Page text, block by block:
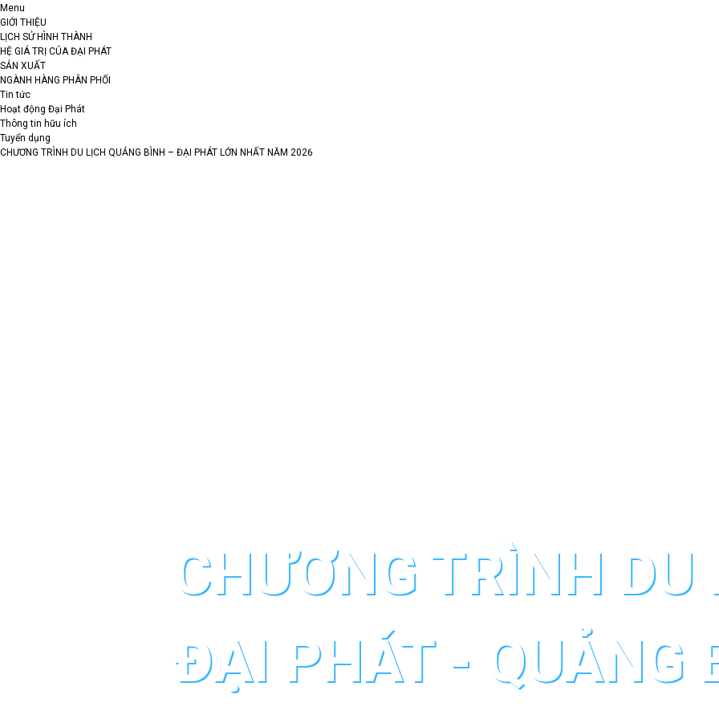
Menu
GIỚI THIỆU
LỊCH SỬ HÌNH THÀNH
HỆ GIÁ TRỊ CỦA ĐẠI PHÁT
SẢN XUẤT
NGÀNH HÀNG PHÂN PHỐI
Tin tức
Hoạt động Đại Phát
Thông tin hữu ích
Tuyển dụng
CHƯƠNG TRÌNH DU LỊCH QUẢNG BÌNH – ĐẠI PHÁT LỚN NHẤT NĂM 2026
CHƯƠNG TRÌNH DU
ĐẠI PHÁT - QUẢNG